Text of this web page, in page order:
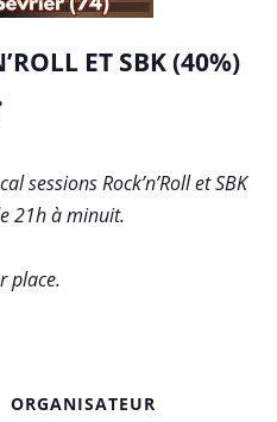
ET SBK (40%)
sessions Rock’n’Roll et SBK
21h à minuit.
place.
ORGANISATEUR